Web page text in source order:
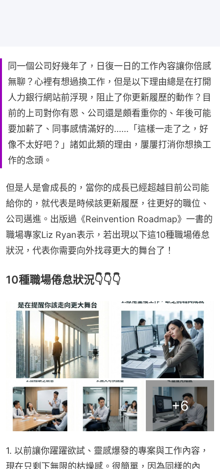
同一個公司好幾年了，日復一日的工作內容讓你倍感
無聊？心裡有想過換工作，但是以下理由總是在打開
人力銀行網站前浮現，阻止了你更新履歷的動作？目
前的上司對你有恩、公司還是頗看重你的、年後可能
要加薪了、同事感情滿好的......「這樣一走了之，好
像不太好吧？」諸如此類的理由，屢屢打消你想換工
作的念頭。
但是人是會成長的，當你的成長已經超越目前公司能
給你的，就代表是時候該更新履歷，往更好的職位、
公司邁進。出版過《Reinvention Roadmap》一書的
職場專家Liz Ryan表示，若出現以下這10種職場倦怠
狀況，代表你需要向外找尋更大的舞台了！
10種職場倦怠狀況👇👇👇
+6
1. 以前讓你躍躍欲試、靈感爆發的專案與工作內容，
現在只剩下無限的枯燥感。很簡單，因為同樣的內